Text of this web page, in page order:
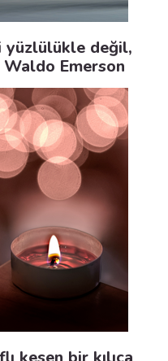
yüzlülükle değil,
Emerson